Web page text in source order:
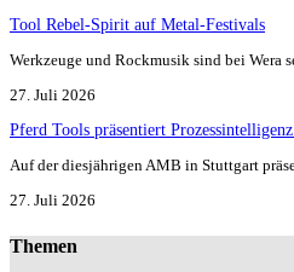
Tool Rebel-Spirit auf Metal-Festivals
Werkzeuge und Rockmusik sind bei Wera
27. Juli 2026
Pferd Tools präsentiert
Auf der diesjährigen AMB in Stuttgart
27. Juli 2026
Themen